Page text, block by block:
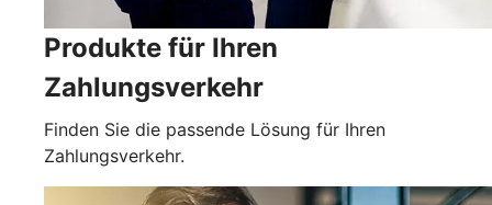
Produkte für Ihren
Zahlungsverkehr
Finden Sie die passende Lösung für Ihren
Zahlungsverkehr.